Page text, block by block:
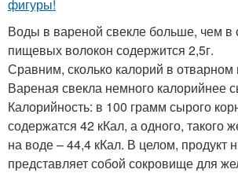
фигуры!
Воды в вареной свекле больше, чем в
пищевых волокон содержится 2,5г.
Сравним, сколько калорий в
Вареная свекла немного калорийнее
Калорийность: в 100 грамм сырого
содержатся 42 кКал, а одного, такого
на воде – 44,4 кКал. В целом, продукт
представляет собой сокровище для